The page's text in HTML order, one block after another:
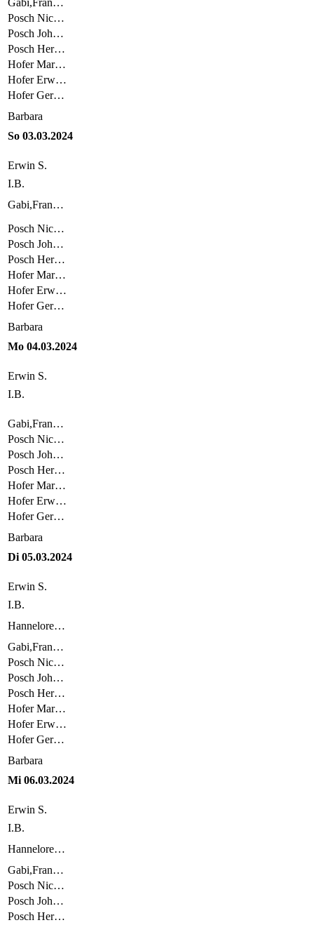
Gabi,Fran…
Posch Nic…
Posch Joh…
Posch Her…
Hofer Mar…
Hofer Erw…
Hofer Ger…
Barbara
So 03.03.2024
Erwin S.
I.B.
Gabi,Fran…
Posch Nic…
Posch Joh…
Posch Her…
Hofer Mar…
Hofer Erw…
Hofer Ger…
Barbara
Mo 04.03.2024
Erwin S.
I.B.
Gabi,Fran…
Posch Nic…
Posch Joh…
Posch Her…
Hofer Mar…
Hofer Erw…
Hofer Ger…
Barbara
Di 05.03.2024
Erwin S.
I.B.
Hannelore…
Gabi,Fran…
Posch Nic…
Posch Joh…
Posch Her…
Hofer Mar…
Hofer Erw…
Hofer Ger…
Barbara
Mi 06.03.2024
Erwin S.
I.B.
Hannelore…
Gabi,Fran…
Posch Nic…
Posch Joh…
Posch Her…